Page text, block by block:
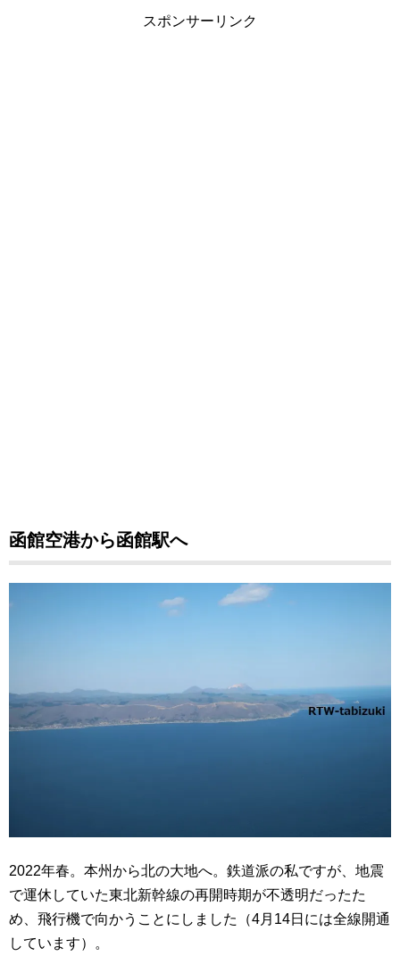
スポンサーリンク
函館空港から函館駅へ
2022年春。本州から北の大地へ。鉄道派の私ですが、地震
で運休していた東北新幹線の再開時期が不透明だったた
め、飛行機で向かうことにしました（4月14日には全線開通
しています）。